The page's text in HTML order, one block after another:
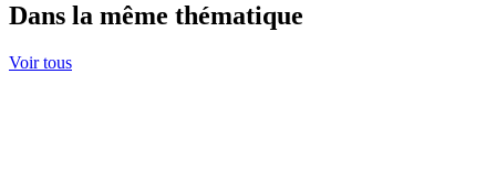
Dans la même thématique
Voir tous